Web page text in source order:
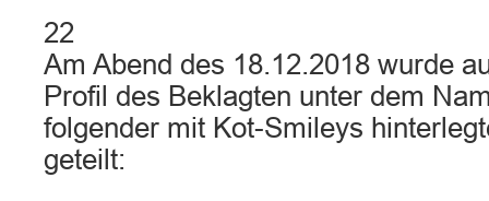
22
Am Abend des 18.12.2018 wurde
Profil des Beklagten unter dem
folgender mit Kot-Smileys
geteilt: